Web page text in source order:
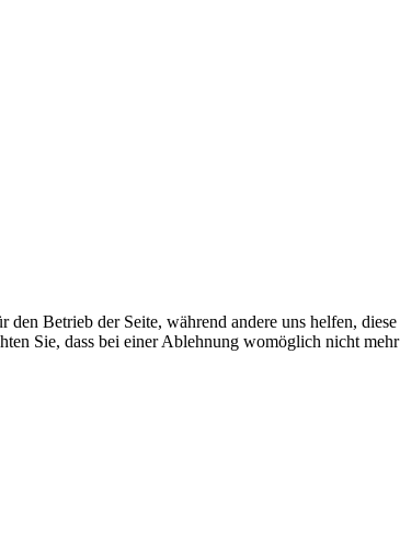
Betrieb der Seite, während andere uns helfen,
Sie, dass bei einer Ablehnung womöglich nicht